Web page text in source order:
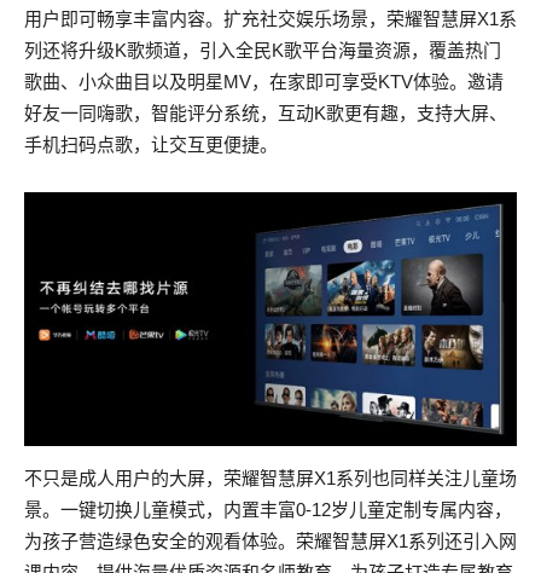
用户即可畅享丰富内容。扩充社交娱乐场景，荣耀智慧屏X1系
列还将升级K歌频道，引入全民K歌平台海量资源，覆盖热门
歌曲、小众曲目以及明星MV，在家即可享受KTV体验。邀请
好友一同嗨歌，智能评分系统，互动K歌更有趣，支持大屏、
手机扫码点歌，让交互更便捷。
不只是成人用户的大屏，荣耀智慧屏X1系列也同样关注儿童场
景。一键切换儿童模式，内置丰富0-12岁儿童定制专属内容，
为孩子营造绿色安全的观看体验。荣耀智慧屏X1系列还引入网